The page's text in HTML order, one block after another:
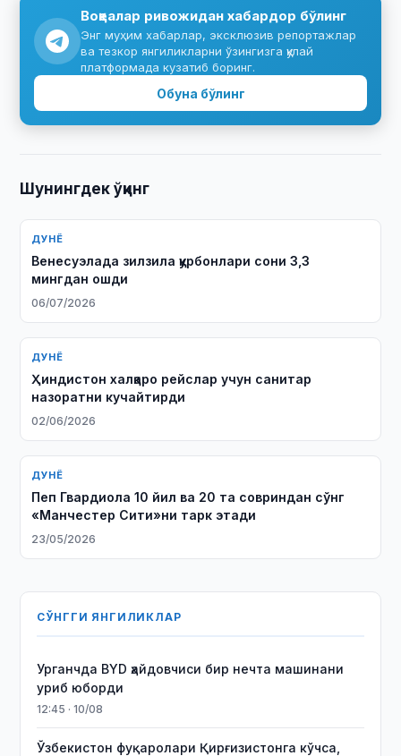
Воқеалар ривожидан хабардор бўлинг
Энг муҳим хабарлар, эксклюзив репортажлар
ва тезкор янгиликларни ўзингизга қулай
платформада кузатиб боринг.
Обуна бўлинг
Шунингдек ўқинг
ДУНЁ
Венесуэлада зилзила қурбонлари сони 3,3
мингдан ошди
06/07/2026
ДУНЁ
Ҳиндистон халқаро рейслар учун санитар
назоратни кучайтирди
02/06/2026
ДУНЁ
Пеп Гвардиола 10 йил ва 20 та совриндан сўнг
«Манчестер Сити»ни тарк этади
23/05/2026
СЎНГГИ ЯНГИЛИКЛАР
Урганчда BYD ҳайдовчиси бир нечта машинани
уриб юборди
12:45 · 10/08
Ўзбекистон фуқаролари Қирғизистонга кўчса,